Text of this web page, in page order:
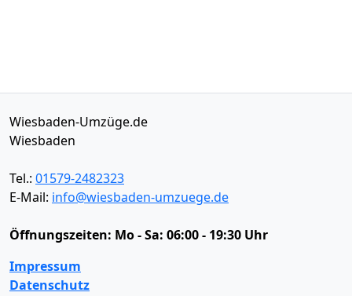
Wiesbaden-Umzüge.de
Wiesbaden
Tel.: 01579-2482323
E-Mail: info@wiesbaden-umzuege.de
Öffnungszeiten: Mo - Sa: 06:00 - 19:30 Uhr
Impressum
Datenschutz